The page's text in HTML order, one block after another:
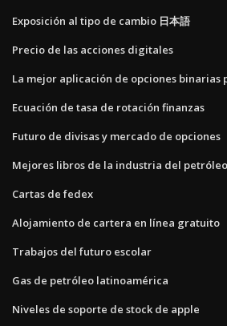
Exposición al tipo de cambio 日本語
Precio de las acciones digitales
La mejor aplicación de opciones binarias
Ecuación de tasa de rotación finanzas
Futuro de divisas y mercado de opciones
Mejores libros de la industria del
Cartas de fedex
Alojamiento de cartera en línea gratuito
Trabajos del futuro escolar
Gas de petróleo latinoamérica
Niveles de soporte de stock de apple